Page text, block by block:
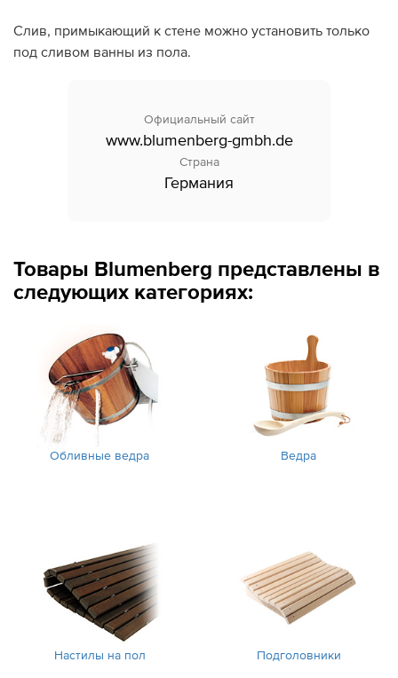
Слив, примыкающий к стене можно установить только
под сливом ванны из пола.
Официальный сайт
www.blumenberg-gmbh.de
Страна
Германия
Товары Blumenberg представлены в
следующих категориях:
Обливные ведра Ведра
Настилы на пол Подголовники